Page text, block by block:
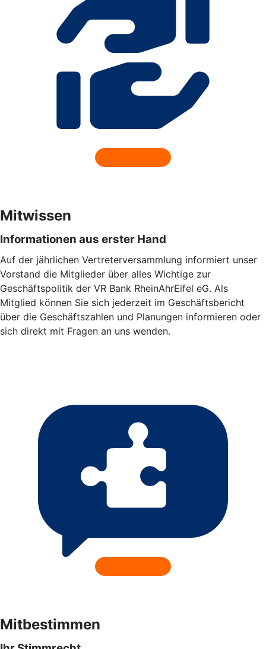
Mitwissen
Informationen aus erster Hand
Auf der jährlichen Vertreterversammlung informiert unser
Vorstand die Mitglieder über alles Wichtige zur
Geschäftspolitik der VR Bank RheinAhrEifel eG. Als
Mitglied können Sie sich jederzeit im Geschäftsbericht
über die Geschäftszahlen und Planungen informieren oder
sich direkt mit Fragen an uns wenden.
Mitbestimmen